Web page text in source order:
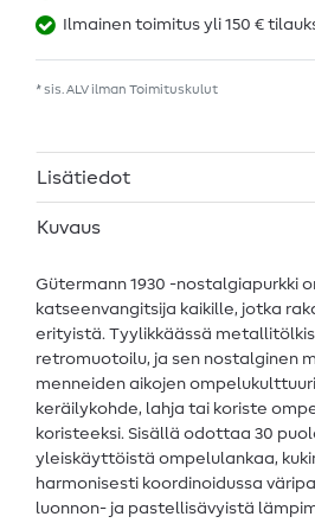
Ilmainen toimitus yli 150 €
* sis. ALV ilman Toimituskulut
Lisätiedot
Kuvaus
Gütermann 1930 -nostalgiapurkki
katseenvangitsija kaikille, jotka
erityistä. Tyylikkäässä
retromuotoilu, ja sen nostalginen
menneiden aikojen
keräilykohde, lahja tai koriste
koristeeksi. Sisällä odottaa 30
yleiskäyttöistä ompelulankaa,
harmonisesti koordinoidussa
luonnon- ja pastellisävyistä